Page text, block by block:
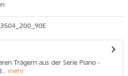
Trägern aus der Serie Piano -
mehr